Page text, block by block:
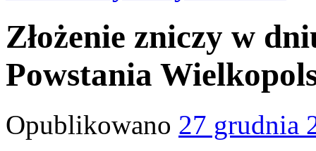
Złożenie zniczy w
Powstania
Opublikowano 27 grudnia